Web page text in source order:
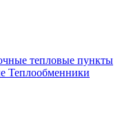
тепловые пункты
Теплообменники